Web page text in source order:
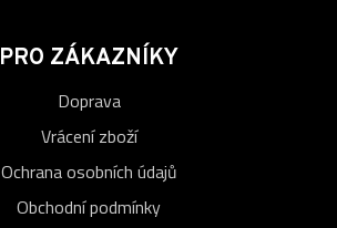
PRO ZÁKAZNÍKY
Doprava
Vrácení zboží
Ochrana osobních údajů
Obchodní podmínky